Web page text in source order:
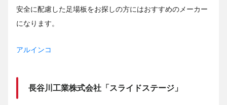
安全に配慮した足場板をお探しの方にはおすすめのメーカー
になります。
アルインコ
長谷川工業株式会社「スライドステージ」